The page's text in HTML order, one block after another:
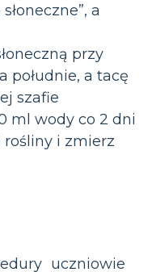
a
przy
południe, a tacę
szafie
ml wody co 2 dni
rośliny i zmierz
uczniowie